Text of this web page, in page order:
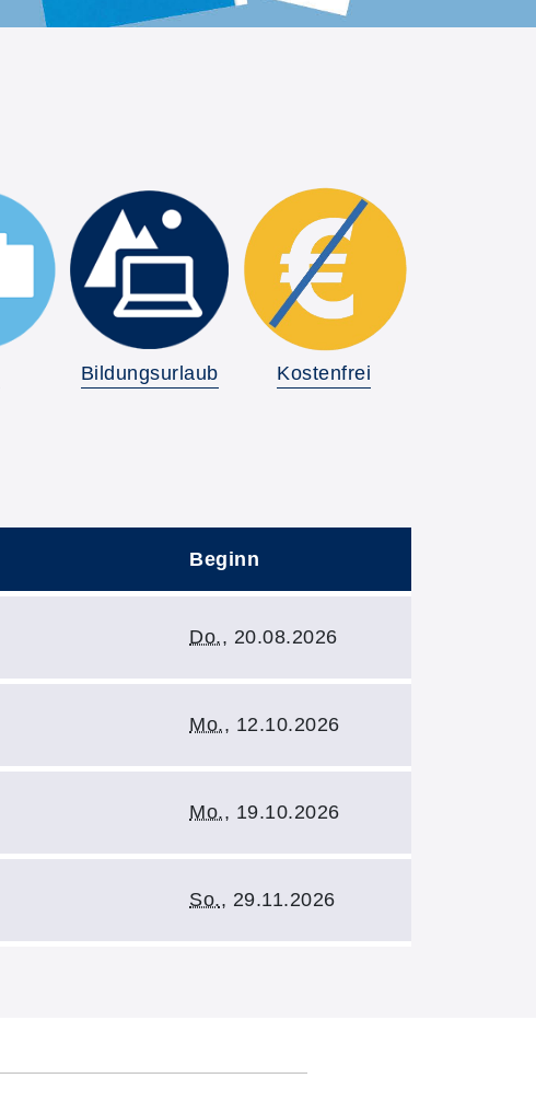
Bildungsurlaub Kostenfrei
Beginn
Kursbeginn:
Do., 20.08.2026
Kursbeginn:
Mo., 12.10.2026
Kursbeginn:
Mo., 19.10.2026
Kursbeginn:
So., 29.11.2026